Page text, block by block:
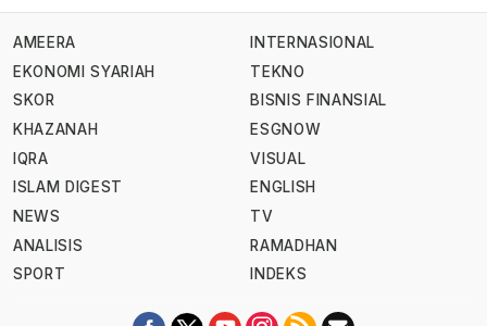
AMEERA
EKONOMI SYARIAH
SKOR
KHAZANAH
IQRA
ISLAM DIGEST
NEWS
ANALISIS
SPORT
INTERNASIONAL
TEKNO
BISNIS FINANSIAL
ESGNOW
VISUAL
ENGLISH
TV
RAMADHAN
INDEKS